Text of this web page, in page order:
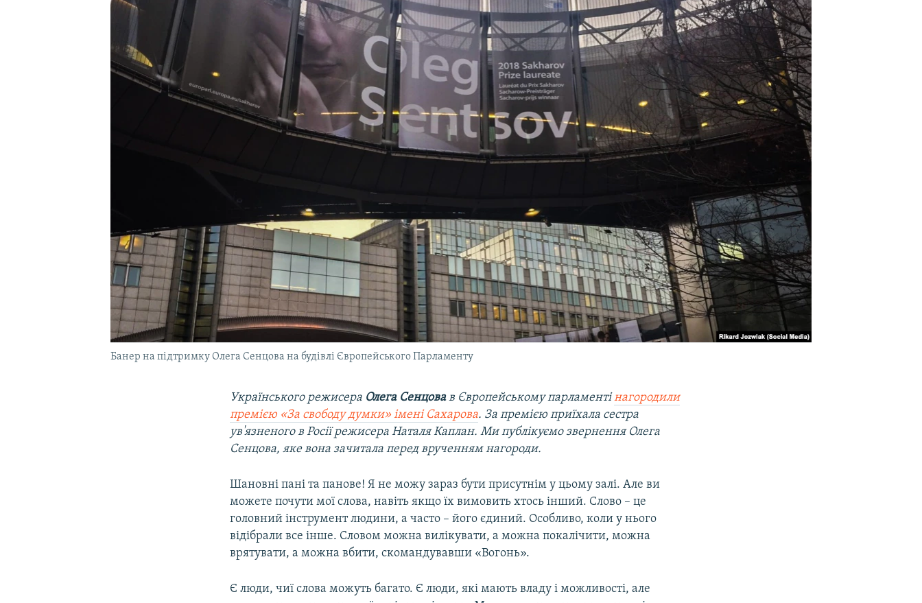
УКРАЇНСЬКА ПРОБЛЕМА КРИМУ
Банер на підтримку Олега Сенцова на будівлі Європейського Парламенту
Українського режисера Олега Сенцовав Європейському парламентінагородили
премією «За свободу думки» імені Сахарова. За премією приїхала сестра
ув'язненого в Росії режисера Наталя Каплан. Ми публікуємо звернення Олега
Сенцова, яке вона зачитала перед врученням нагороди.
Шановні пані та панове! Я не можу зараз бути присутнім у цьому залі. Але ви
можете почути мої слова, навіть якщо їх вимовить хтось інший. Слово – це
головний інструмент людини, а часто – його єдиний. Особливо, коли у нього
відібрали все інше. Словом можна вилікувати, а можна покалічити, можна
врятувати, а можна вбити, скомандувавши «Вогонь».
Є люди, чиї слова можуть багато. Є люди, які мають владу і можливості, але